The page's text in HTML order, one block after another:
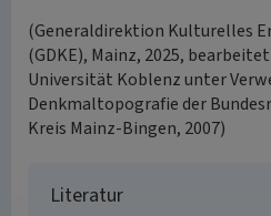
(Generaldirektion Kulturelles
(GDKE), Mainz, 2025,
Universität Koblenz unter
Denkmaltopografie der
Kreis Mainz-Bingen, 2007)
Literatur